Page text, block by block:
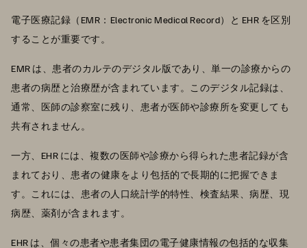
電子医療記録（EMR：Electronic Medical Record）と EHR を区別
することが重要です。
EMR は、患者のカルテのデジタル版であり、単一の診療からの
患者の病歴と治療歴が含まれています。このデジタル記録は、
通常、医師の診察室に残り、患者が医師や診療所を変更しても
共有されません。
一方、EHR には、複数の医師や診療から得られた患者記録が含
まれており、患者の健康をより包括的で長期的に把握できま
す。これには、患者の人口統計学的特性、検査結果、病歴、現
病歴、薬剤が含まれます。
EHR は、個々の患者や患者集団の電子健康情報の包括的な収集